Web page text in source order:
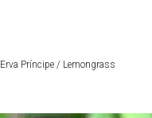
Erva Príncipe / Lemongrass